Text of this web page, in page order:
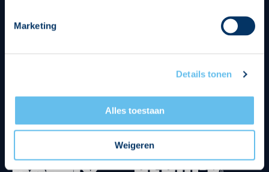
Marketing
Details tonen
Alles toestaan
Weigeren